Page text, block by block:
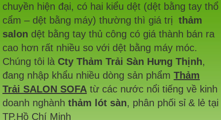
chuyền hiện đại, có hai kiểu dệt (dệt bằng tay thổ
cẩm – dệt bằng máy) thường thì giá trị thảm
salon dệt bằng tay thủ công có giá thành bán ra
cao hơn rất nhiều so với dệt bằng máy móc.
Chúng tôi là Cty Thảm Trải Sàn Hưng Thịnh,
đang nhập khẩu nhiều dòng sản phẩm Thảm
Trải SALON SOFA từ các nước nổi tiếng về kinh
doanh nghành thảm lót sàn, phân phối sỉ & lẻ tại
TP.Hồ Chí Minh